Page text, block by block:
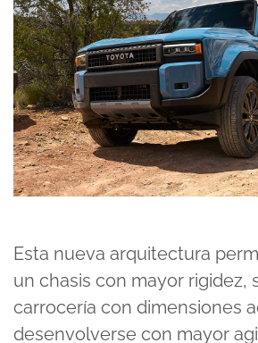
Esta nueva arquitectura
un chasis con mayor rigidez,
carrocería con dimensiones
desenvolverse con mayor